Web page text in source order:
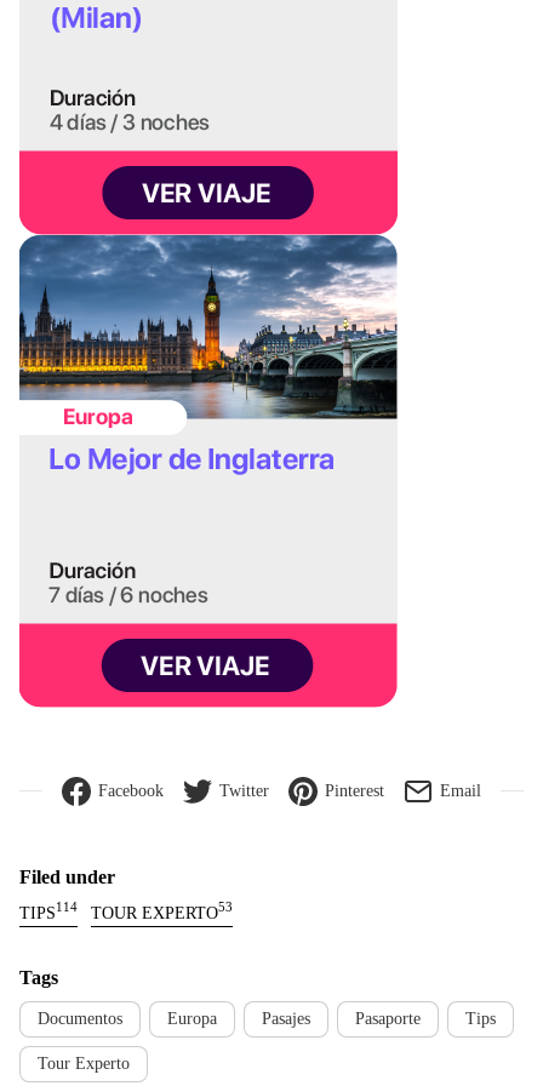
Facebook Twitter Pinterest Email
Filed under
TIPS114 TOUR EXPERTO53
Tags
Documentos Europa Pasajes Pasaporte Tips
Tour Experto